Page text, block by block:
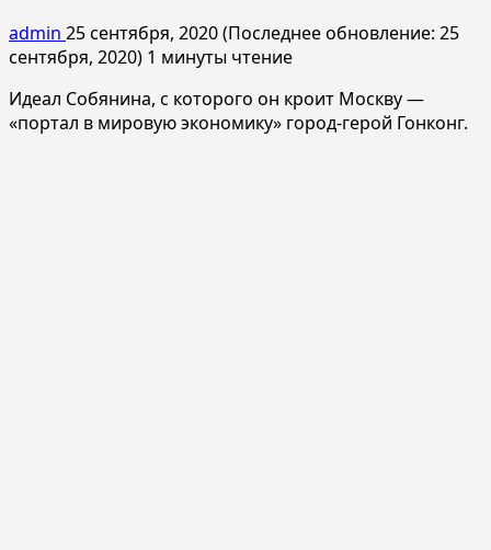
admin 25 сентября, 2020 (Последнее обновление: 25
сентября, 2020) 1 минуты чтение
Идеал Собянина, с которого он кроит Москву —
«портал в мировую экономику» город-герой Гонконг.